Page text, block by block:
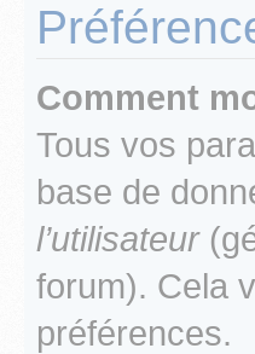
Comment
Tous vos
base de
l’utilisateur
forum). Cela
préférences.